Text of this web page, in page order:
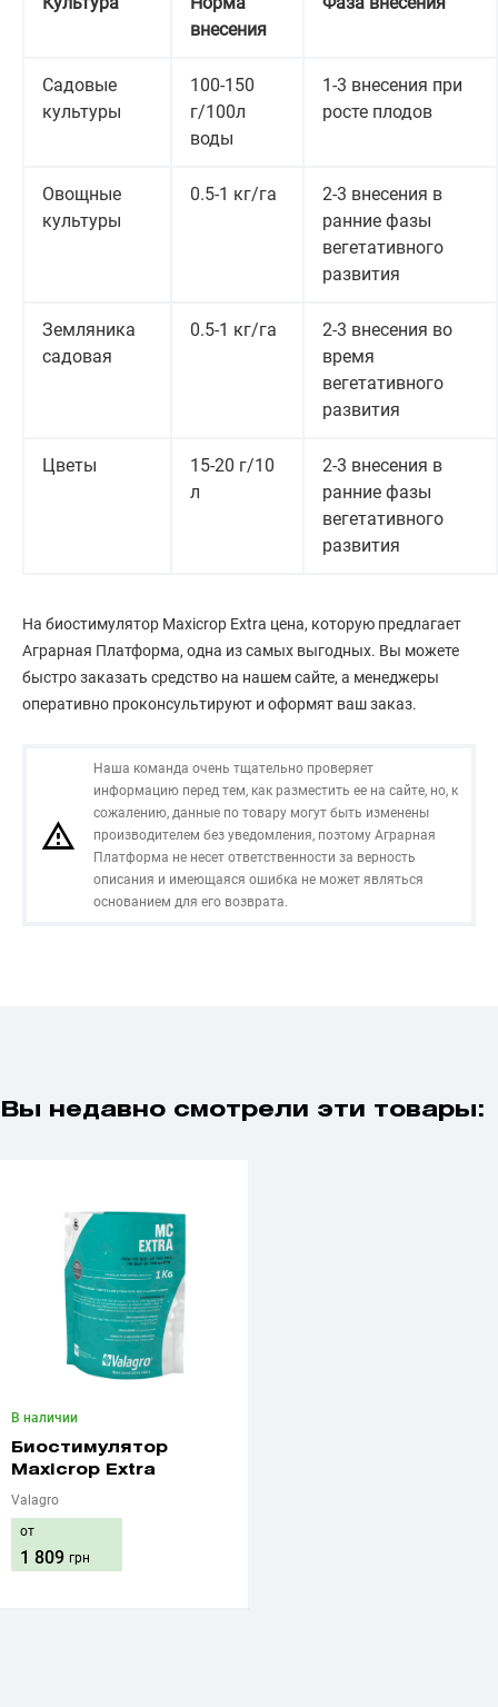
внесения
Садовые
культуры
100-150
г/100л
воды
1-3 внесения при
росте плодов
Овощные
культуры
0.5-1 кг/га
2-3 внесения в
ранние фазы
вегетативного
развития
Земляника
садовая
0.5-1 кг/га
2-3 внесения во
время
вегетативного
развития
Цветы
15-20 г/10
л
2-3 внесения в
ранние фазы
вегетативного
развития
На биостимулятор Maxicrop Extra цена, которую предлагает
Аграрная Платформа, одна из самых выгодных. Вы можете
быстро заказать средство на нашем сайте, а менеджеры
оперативно проконсультируют и оформят ваш заказ.
Наша команда очень тщательно проверяет
информацию перед тем, как разместить ее на сайте, но, к
сожалению, данные по товару могут быть изменены
производителем без уведомления, поэтому Аграрная
Платформа не несет ответственности за верность
описания и имеющаяся ошибка не может являться
основанием для его возврата.
Вы недавно смотрели эти товары:
В наличии
Биостимулятор
Maxicrop Extra
Valagro
от
1 809 грн